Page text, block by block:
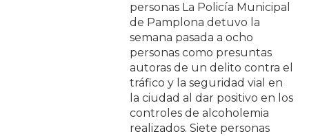
personas La Policía Municipal
de Pamplona detuvo la
semana pasada a ocho
personas como presuntas
autoras de un delito contra el
tráfico y la seguridad vial en
la ciudad al dar positivo en los
controles de alcoholemia
realizados. Siete personas